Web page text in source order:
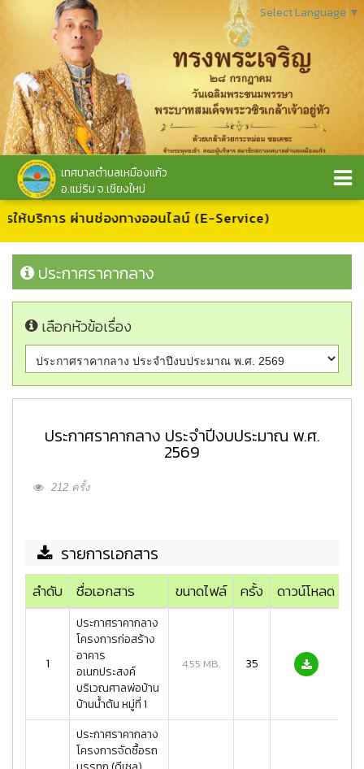
Select Language ▼
เทศบาลตำบลเหมืองแก้ว
อ.แม่ริม จ.เชียงใหม่
บริการ ผ่านช่องทางออนไลน์ (E-Service)
ประกาศราคากลาง
เลือกหัวข้อเรื่อง
ประกาศราคากลาง ประจำปีงบประมาณ พ.ศ.
2569
212 ครั้ง
รายการเอกสาร
ลำดับ ชื่อเอกสาร ขนาดไฟล์ ครั้ง ดาวน์โหลด
1
ประกาศราคากลาง
โครงการก่อสร้าง
อาคาร
อเนกประสงค์
บริเวณศาลพ่อบ้าน
บ้านน้ำต้น หมู่ที่ 1
4.55 MB. 35
ประกาศราคากลาง
โครงการจัดซื้อรถ